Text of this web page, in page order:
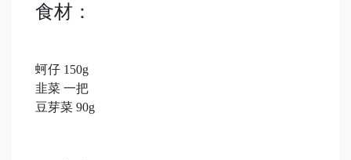
食材：
蚵仔 150g
韭菜 一把
豆芽菜 90g